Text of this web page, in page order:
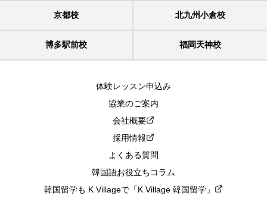
京都校 北九州小倉校
博多駅前校 福岡天神校
体験レッスン申込み
協業のご案内
会社概要
採用情報
よくある質問
韓国語お役立ちコラム
韓国留学も K Villageで「K Village 韓国留学」